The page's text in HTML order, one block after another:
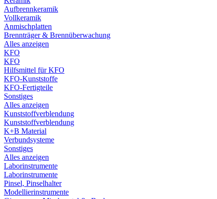
Aufbrennkeramik
Vollkeramik
Anmischplatten
Brennträger & Brennüberwachung
Alles anzeigen
KFO
KFO
Hilfsmittel für KFO
KFO-Kunststoffe
KFO-Fertigteile
Sonstiges
Alles anzeigen
Kunststoffverblendung
Kunststoffverblendung
K+B Material
Verbundsysteme
Sonstiges
Alles anzeigen
Laborinstrumente
Laborinstrumente
Pinsel, Pinselhalter
Modellierinstrumente